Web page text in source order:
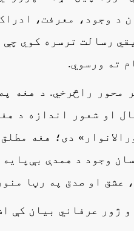
د وجود، معرفت،
رسالت ترسره کوي چې
ته ورسوي.
محور راڅرخي. د هغه
او شعور اندازه د
دی؛ هغه
وجود د همدې
عشق او صدق په رڼا
ژور عرفاني بیان کې